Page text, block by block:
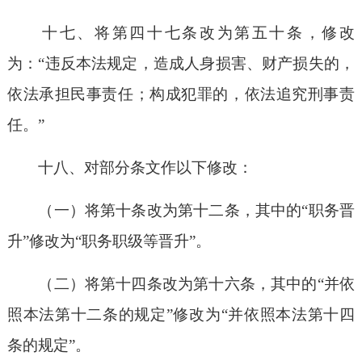
十七、将第四十七条改为第五十条，修改
为：“违反本法规定，造成人身损害、财产损失的，
依法承担民事责任；构成犯罪的，依法追究刑事责
任。”
十八、对部分条文作以下修改：
（一）将第十条改为第十二条，其中的“职务晋
升”修改为“职务职级等晋升”。
（二）将第十四条改为第十六条，其中的“并依
照本法第十二条的规定”修改为“并依照本法第十四
条的规定”。